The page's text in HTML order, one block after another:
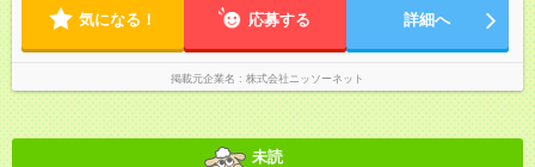
気になる！ 応募する 詳細へ
掲載元企業名 株式会社ニッソーネット
未読